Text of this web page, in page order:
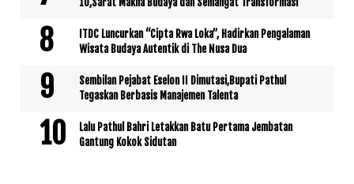
ITDC Luncurkan “Cipta Rwa Loka”, Hadirkan Pengalaman
Wisata Budaya Autentik di The Nusa Dua
Sembilan Pejabat Eselon II Dimutasi,Bupati Pathul
Tegaskan Berbasis Manajemen Talenta
Lalu Pathul Bahri Letakkan Batu Pertama Jembatan
Gantung Kokok Sidutan